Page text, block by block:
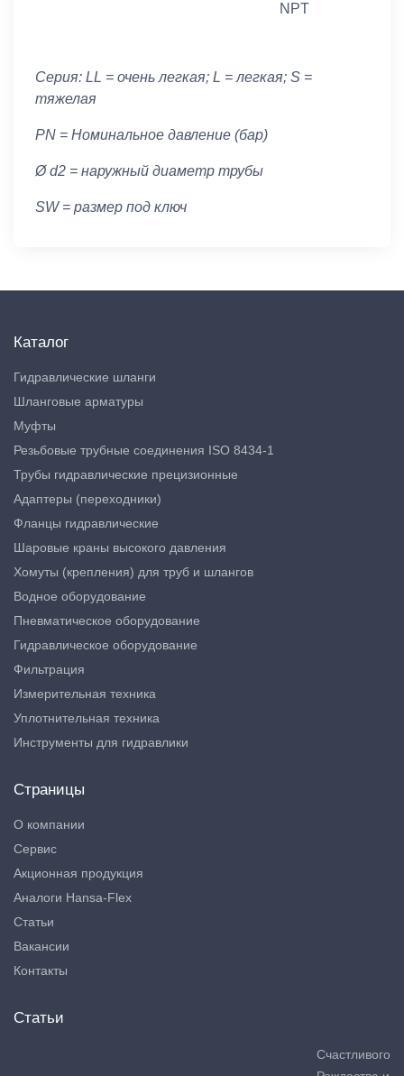
NPT
Серия: LL = очень легкая; L = легкая; S =
тяжелая
PN = Номинальное давление (бар)
Ø d2 = наружный диаметр трубы
SW = размер под ключ
Каталог
Гидравлические шланги
Шланговые арматуры
Муфты
Резьбовые трубные соединения ISO 8434-1
Трубы гидравлические прецизионные
Адаптеры (переходники)
Фланцы гидравлические
Шаровые краны высокого давления
Хомуты (крепления) для труб и шлангов
Водное оборудование
Пневматическое оборудование
Гидравлическое оборудование
Фильтрация
Измерительная техника
Уплотнительная техника
Инструменты для гидравлики
Страницы
О компании
Сервис
Акционная продукция
Аналоги Hansa-Flex
Статьи
Вакансии
Контакты
Статьи
Счастливого